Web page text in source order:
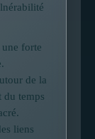
une forte
de la
du temps
liens